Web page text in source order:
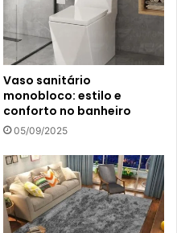
Vaso sanitário
monobloco: estilo e
conforto no banheiro
05/09/2025